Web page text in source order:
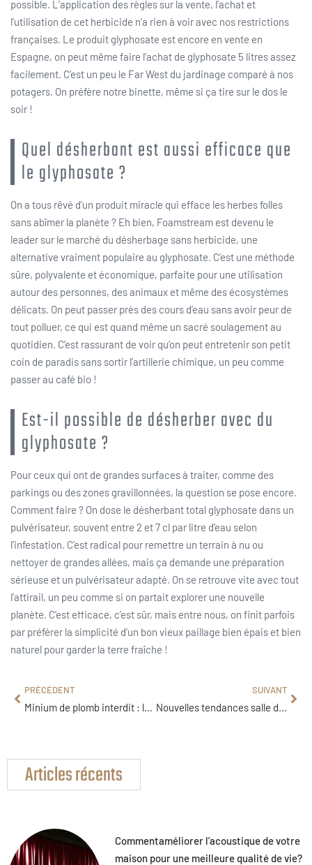
possible. L’application des règles sur la vente, l’achat et
l’utilisation de cet herbicide n’a rien à voir avec nos restrictions
françaises. Le produit glyphosate est encore en vente en
Espagne, on peut même faire l’achat de glyphosate 5 litres assez
facilement. C’est un peu le Far West du jardinage comparé à nos
potagers. On préfère notre binette, même si ça tire sur le dos le
soir !
Quel désherbant est aussi efficace que
le glyphosate ?
On a tous rêvé d’un produit miracle qui efface les herbes folles
sans abîmer la planète ? Eh bien, Foamstream est devenu le
leader sur le marché du désherbage sans herbicide, une
alternative vraiment populaire au glyphosate. C’est une méthode
sûre, polyvalente et économique, parfaite pour une utilisation
autour des personnes, des animaux et même des écosystèmes
délicats. On peut passer près des cours d’eau sans avoir peur de
tout polluer, ce qui est quand même un sacré soulagement au
quotidien. C’est rassurant de voir qu’on peut entretenir son petit
coin de paradis sans sortir l’artillerie chimique, un peu comme
passer au café bio !
Est-il possible de désherber avec du
glyphosate ?
Pour ceux qui ont de grandes surfaces à traiter, comme des
parkings ou des zones gravillonnées, la question se pose encore.
Comment faire ? On dose le désherbant total glyphosate dans un
pulvérisateur, souvent entre 2 et 7 cl par litre d’eau selon
l’infestation. C’est radical pour remettre un terrain à nu ou
nettoyer de grandes allées, mais ça demande une préparation
sérieuse et un pulvérisateur adapté. On se retrouve vite avec tout
l’attirail, un peu comme si on partait explorer une nouvelle
planète. C’est efficace, c’est sûr, mais entre nous, on finit parfois
par préférer la simplicité d’un bon vieux paillage bien épais et bien
naturel pour garder la terre fraîche !
PRÉCÉDENT
Minium de plomb interdit : les alternatives efficaces pour protéger vos métaux
SUIVANT
Nouvelles tendances salle de bain : les styles incontournables pour 2025
Articles récents
Commentaméliorer l’acoustique de votre
maison pour une meilleure qualité de vie?